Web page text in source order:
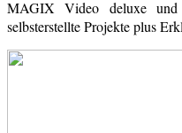
MAGIX Video deluxe
selbsterstellte Projekte plus